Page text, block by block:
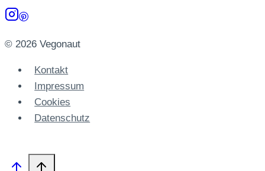
© 2026 Vegonaut
Kontakt
Impressum
Cookies
Datenschutz­